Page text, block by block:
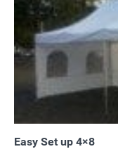
Easy Set up 4×8